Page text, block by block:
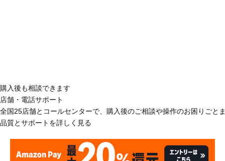
購入後も相談できます
店舗・電話サポート
全国25店舗とコールセンターで、購入後のご相談や操作のお困りごと
品質とサポートを詳しく見る